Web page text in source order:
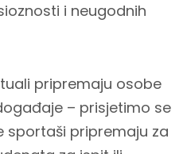
i neugodnih
pripremaju osobe
– prisjetimo se
sportaši pripremaju za